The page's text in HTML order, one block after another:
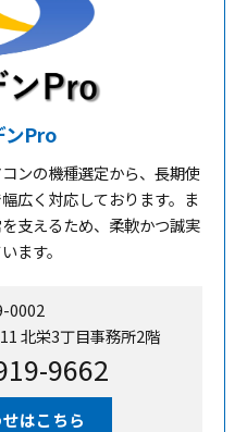
ンPro
ンの機種選定から、長期使
広く対応しております。ま
支えるため、柔軟かつ誠実
ます。
0002
北栄3丁目事務所2階
9662
はこちら